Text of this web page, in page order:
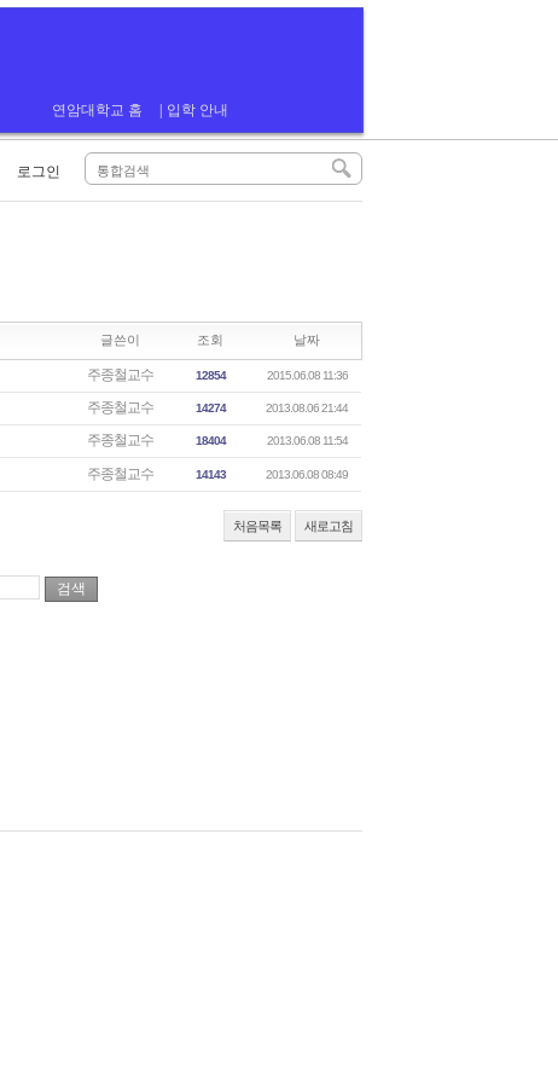
연암대학교 홈 입학 안내
로그인
글쓴이 조회 날짜
주종철교수 12854 2015.06.08 11:36
주종철교수 14274 2013.08.06 21:44
주종철교수 18404 2013.06.08 11:54
주종철교수 14143 2013.06.08 08:49
처음목록 새로고침